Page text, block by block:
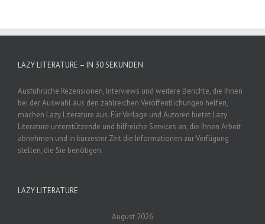
LAZY LITERATURE – IN 30 SEKUNDEN
Ausführliche Rezensionen, Interviews und weitere Berichte, die Ihnen
bei der Auswahl aus den zahlreichen Veröffentlichungen helfen,
machen Lazy Literature aus. Für Verlage und Autoren bietet Lazy
Literature unterstützende und hilfreiche Services an, die Ihnen Arbeit
abnehmen und in kürzester Zeit die Informationen zur Verfügung
stellen, die Sie benötigen.
LAZY LITERATURE
August 2026